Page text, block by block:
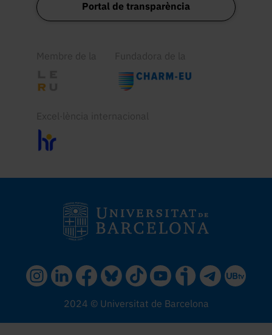
Portal de transparència
Membre de la Fundadora de la
Excel·lència internacional
2024 © Universitat de Barcelona